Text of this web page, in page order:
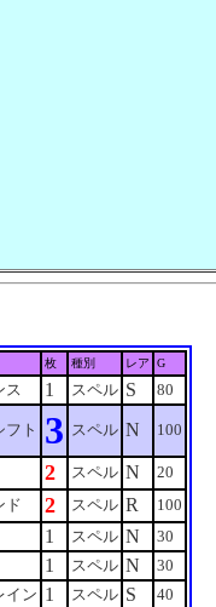
枚 種別 レア G
ス 1 スペル S 80
フト 3 スペル N 100
2 スペル N
20
ド 2 スペル R
100
1 スペル N
30
1 スペル N
30
イン 1 スペル S
40